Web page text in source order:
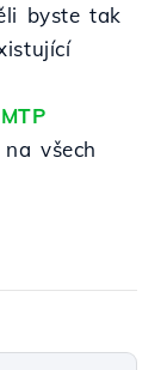
byste tak
všech